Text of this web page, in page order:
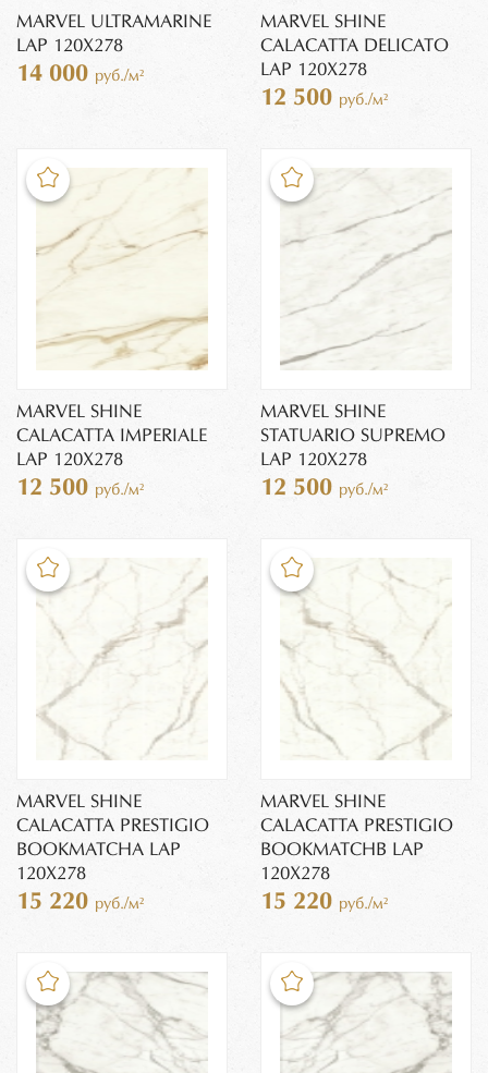
MARVEL ULTRAMARINE
LAP 120X278
14 000 руб./м²
MARVEL SHINE
CALACATTA DELICATO
LAP 120X278
12 500 руб./м²
MARVEL SHINE
CALACATTA IMPERIALE
LAP 120X278
12 500 руб./м²
MARVEL SHINE
STATUARIO SUPREMO
LAP 120X278
12 500 руб./м²
MARVEL SHINE
CALACATTA PRESTIGIO
BOOKMATCHA LAP
120X278
15 220 руб./м²
MARVEL SHINE
CALACATTA PRESTIGIO
BOOKMATCHB LAP
120X278
15 220 руб./м²